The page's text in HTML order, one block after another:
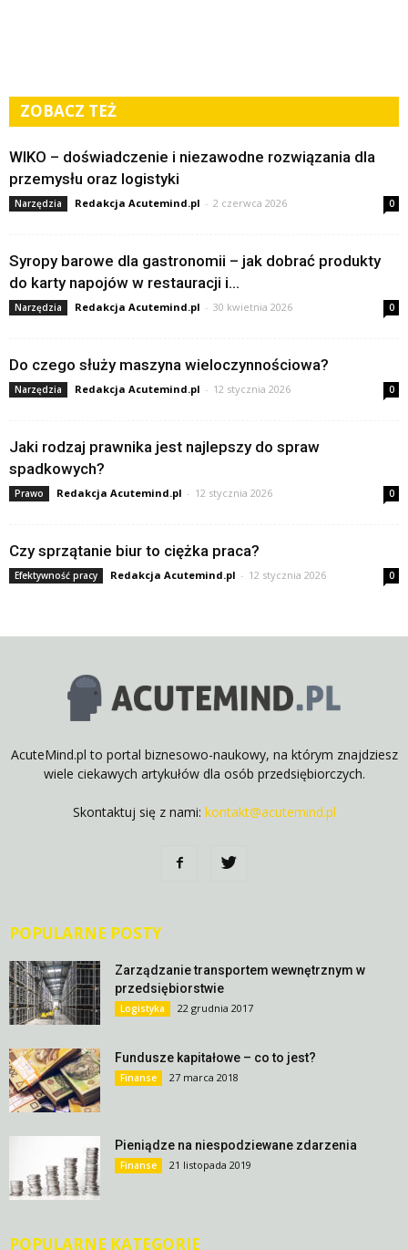
ZOBACZ TEŻ
WIKO – doświadczenie i niezawodne rozwiązania dla
przemysłu oraz logistyki
Narzędzia Redakcja Acutemind.pl - 2 czerwca 2026 0
Syropy barowe dla gastronomii – jak dobrać produkty
do karty napojów w restauracji i...
Narzędzia Redakcja Acutemind.pl - 30 kwietnia 2026 0
Do czego służy maszyna wieloczynnościowa?
Narzędzia Redakcja Acutemind.pl - 12 stycznia 2026 0
Jaki rodzaj prawnika jest najlepszy do spraw
spadkowych?
Prawo Redakcja Acutemind.pl - 12 stycznia 2026 0
Czy sprzątanie biur to ciężka praca?
Efektywność pracy Redakcja Acutemind.pl - 12 stycznia 2026 0
AcuteMind.pl to portal biznesowo-naukowy, na którym znajdziesz
wiele ciekawych artykułów dla osób przedsiębiorczych.
Skontaktuj się z nami: kontakt@acutemind.pl
POPULARNE POSTY
Zarządzanie transportem wewnętrznym w
przedsiębiorstwie
Logistyka 22 grudnia 2017
Fundusze kapitałowe – co to jest?
Finanse 27 marca 2018
Pieniądze na niespodziewane zdarzenia
Finanse 21 listopada 2019
POPULARNE KATEGORIE